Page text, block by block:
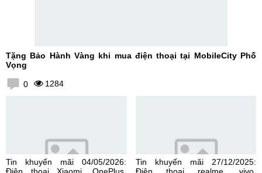
Tặng Bảo Hành Vàng khi mua điện thoại tại MobileCity Phố
Vọng
0 1284
Tin khuyến mãi 04/05/2026:
Điện thoại Xiaomi, OnePlus,
Tin khuyến mãi 27/12/2025:
Điện thoại realme, vivo,